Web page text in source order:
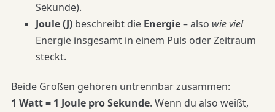
Sekunde).
Joule (J) beschreibt die Energie– also wie viel
Energie insgesamt in einem Puls oder Zeitraum
steckt.
Beide Größen gehören untrennbar zusammen:
1 Watt = 1 Joule pro Sekunde. Wenn du also weißt,